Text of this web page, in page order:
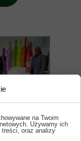
na Twoim
Używamy ich
treści, oraz analizy